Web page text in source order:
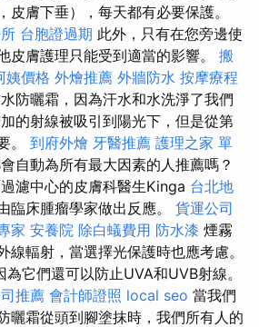
皮膚下垂），每天都有必要保護。
台胞證過期 此外，只有在您旁邊使
皮膚護理只能受到適當的影響。 搬
姨價格 外燴推薦 外牆防水 按摩療程
防曬霜，因為汗水和水洗淨了我們
的射線被吸引到陽光下，但是從第
。 到府外燴 牙醫推薦 護理之家 單
自動為所有最大因素的人推薦嗎？
濾中心的皮膚科醫生Kinga 台北地
臨床腫瘤學家做出反應。 貨運公司
家 安養院 除白蟻費用 防水漆 煙霧
線輻射，當選擇光保護時也應考慮。
為它們還可以防止UVA和UVB射線。
推薦 會計師證照 local seo 當我們
曬霜從頭到腳塗抹時，我們所有人的